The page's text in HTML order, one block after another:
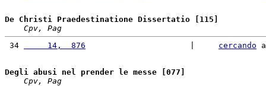
De Christi Praedestinatione Dissertatio [115]
Cpv, Pag
34
     14,  876
cercando
Degli abusi nel prender le messe [077]
Cpv, Pag